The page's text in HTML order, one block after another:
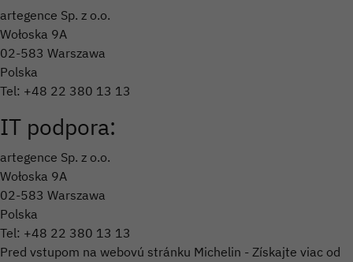
artegence Sp. z o.o.
Wołoska 9A
02-583 Warszawa
Polska
Tel: +48 22 380 13 13
IT podpora:
artegence Sp. z o.o.
Wołoska 9A
02-583 Warszawa
Polska
Tel: +48 22 380 13 13
Pred vstupom na webovú stránku Michelin - Získajte viac od